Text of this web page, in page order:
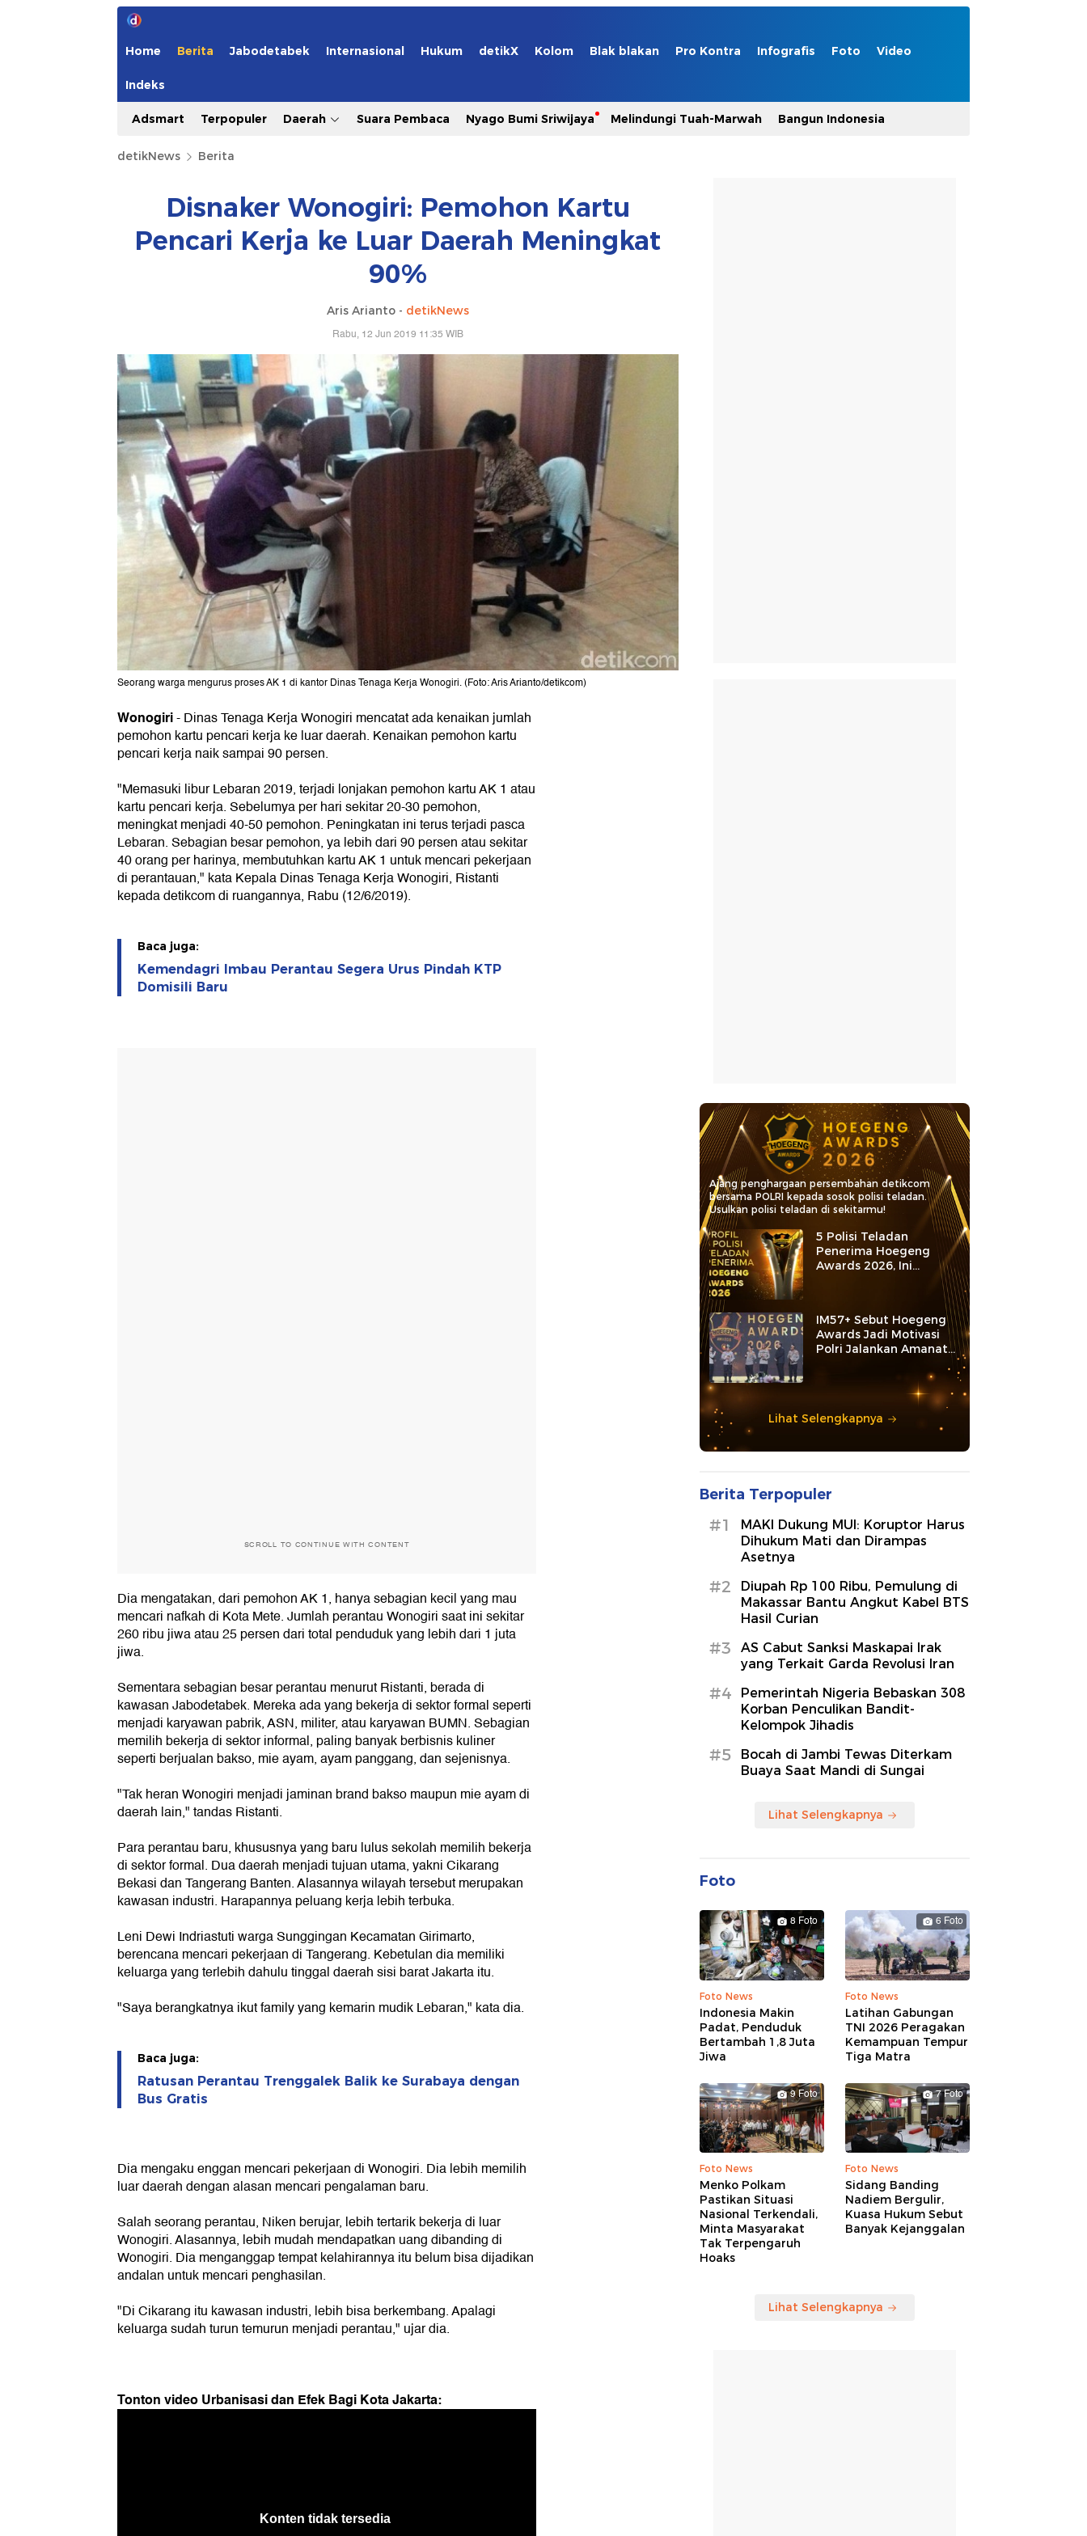
Home Berita Jabodetabek Internasional Hukum detikX Kolom Blak blakan Pro Kontra Infografis Foto Video
Indeks
Adsmart Terpopuler Daerah Suara Pembaca Nyago Bumi Sriwijaya Melindungi Tuah-Marwah Bangun Indonesia
detikNews Berita
Disnaker Wonogiri: Pemohon Kartu
Pencari Kerja ke Luar Daerah Meningkat
90%
Aris Arianto - detikNews
Rabu, 12 Jun 2019 11:35 WIB
Seorang warga mengurus proses AK 1 di kantor Dinas Tenaga Kerja Wonogiri. (Foto: Aris Arianto/detikcom)
Wonogiri-Dinas Tenaga Kerja Wonogiri mencatat ada kenaikan jumlah
pemohon kartu pencari kerja ke luar daerah. Kenaikan pemohon kartu
pencari kerja naik sampai 90 persen.
"Memasuki libur Lebaran 2019, terjadi lonjakan pemohon kartu AK 1 atau
kartu pencari kerja. Sebelumya per hari sekitar 20-30 pemohon,
meningkat menjadi 40-50 pemohon. Peningkatan ini terus terjadi pasca
Lebaran. Sebagian besar pemohon, ya lebih dari 90 persen atau sekitar
40 orang per harinya, membutuhkan kartu AK 1 untuk mencari pekerjaan
di perantauan," kata Kepala Dinas Tenaga Kerja Wonogiri, Ristanti
kepada detikcom di ruangannya, Rabu (12/6/2019).
Baca juga:
Kemendagri Imbau Perantau Segera Urus Pindah KTP
Domisili Baru
SCROLL TO CONTINUE WITH CONTENT
Dia mengatakan, dari pemohon AK 1, hanya sebagian kecil yang mau
mencari nafkah di Kota Mete. Jumlah perantau Wonogiri saat ini sekitar
260 ribu jiwa atau 25 persen dari total penduduk yang lebih dari 1 juta
jiwa.
Sementara sebagian besar perantau menurut Ristanti, berada di
kawasan Jabodetabek. Mereka ada yang bekerja di sektor formal seperti
menjadi karyawan pabrik, ASN, militer, atau karyawan BUMN. Sebagian
memilih bekerja di sektor informal, paling banyak berbisnis kuliner
seperti berjualan bakso, mie ayam, ayam panggang, dan sejenisnya.
"Tak heran Wonogiri menjadi jaminan brand bakso maupun mie ayam di
daerah lain," tandas Ristanti.
Para perantau baru, khususnya yang baru lulus sekolah memilih bekerja
di sektor formal. Dua daerah menjadi tujuan utama, yakni Cikarang
Bekasi dan Tangerang Banten. Alasannya wilayah tersebut merupakan
kawasan industri. Harapannya peluang kerja lebih terbuka.
Leni Dewi Indriastuti warga Sunggingan Kecamatan Girimarto,
berencana mencari pekerjaan di Tangerang. Kebetulan dia memiliki
keluarga yang terlebih dahulu tinggal daerah sisi barat Jakarta itu.
"Saya berangkatnya ikut family yang kemarin mudik Lebaran," kata dia.
Baca juga:
Ratusan Perantau Trenggalek Balik ke Surabaya dengan
Bus Gratis
Dia mengaku enggan mencari pekerjaan di Wonogiri. Dia lebih memilih
luar daerah dengan alasan mencari pengalaman baru.
Salah seorang perantau, Niken berujar, lebih tertarik bekerja di luar
Wonogiri. Alasannya, lebih mudah mendapatkan uang dibanding di
Wonogiri. Dia menganggap tempat kelahirannya itu belum bisa dijadikan
andalan untuk mencari penghasilan.
"Di Cikarang itu kawasan industri, lebih bisa berkembang. Apalagi
keluarga sudah turun temurun menjadi perantau," ujar dia.
Tonton video Urbanisasi dan Efek Bagi Kota Jakarta:
Ajang penghargaan persembahan detikcom
bersama POLRI kepada sosok polisi teladan.
Usulkan polisi teladan di sekitarmu!
5 Polisi Teladan
Penerima Hoegeng
Awards 2026, Ini
Kategori dan Kiprahnya
IM57+ Sebut Hoegeng
Awards Jadi Motivasi
Polri Jalankan Amanat
Lihat Selengkapnya
Berita Terpopuler
#1
MAKI Dukung MUI: Koruptor Harus
Dihukum Mati dan Dirampas
Asetnya
#2
Diupah Rp 100 Ribu, Pemulung di
Makassar Bantu Angkut Kabel BTS
Hasil Curian
#3
AS Cabut Sanksi Maskapai Irak
yang Terkait Garda Revolusi Iran
#4
Pemerintah Nigeria Bebaskan 308
Korban Penculikan Bandit-
Kelompok Jihadis
#5
Bocah di Jambi Tewas Diterkam
Buaya Saat Mandi di Sungai
Lihat Selengkapnya
Foto
8 Foto
Foto News
Indonesia Makin
Padat, Penduduk
Bertambah 1,8 Juta
Jiwa
6 Foto
Foto News
Latihan Gabungan
TNI 2026 Peragakan
Kemampuan Tempur
Tiga Matra
9 Foto
Foto News
Menko Polkam
Pastikan Situasi
Nasional Terkendali,
Minta Masyarakat
Tak Terpengaruh
Hoaks
7 Foto
Foto News
Sidang Banding
Nadiem Bergulir,
Kuasa Hukum Sebut
Banyak Kejanggalan
Lihat Selengkapnya